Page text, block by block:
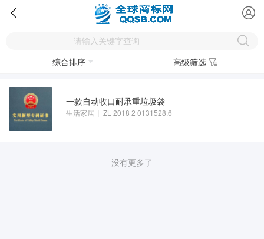
综合排序 高级筛选
一款自动收口耐承重垃圾袋
生活家居 ZL 2018 2 0131528.6
没有更多了